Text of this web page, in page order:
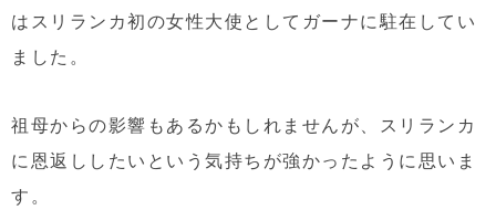
はスリランカ初の女性大使としてガーナに駐在してい
ました。
祖母からの影響もあるかもしれませんが、スリランカ
に恩返ししたいという気持ちが強かったように思いま
す。